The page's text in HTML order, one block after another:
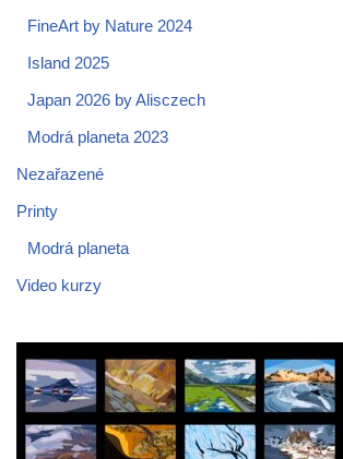
FineArt by Nature 2024
Island 2025
Japan 2026 by Alisczech
Modrá planeta 2023
Nezařazené
Printy
Modrá planeta
Video kurzy